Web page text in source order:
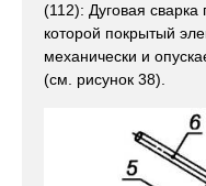
(112): Дуговая
которой покрытый
механически и
(см. рисунок 38).